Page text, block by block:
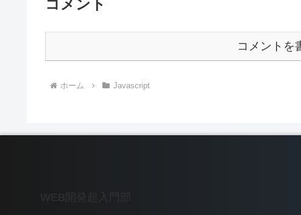
コメント
コメントを
ホーム Javascript
WEB開発超入門部